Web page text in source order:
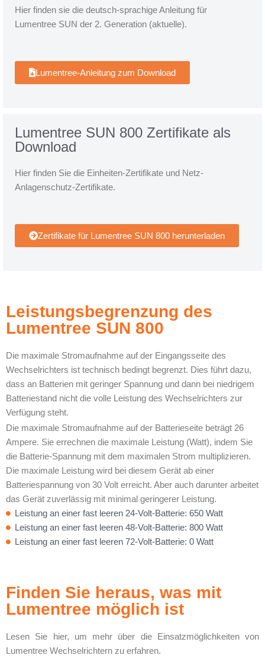
Hier finden sie die deutsch-sprachige Anleitung für
Lumentree SUN der 2. Generation (aktuelle).
Lumentree-Anleitung zum Download
Lumentree SUN 800 Zertifikate als
Download
Hier finden Sie die Einheiten-Zertifikate und Netz-
Anlagenschutz-Zertifikate.
Zertifikate für Lumentree SUN 800 herunterladen
Leistungsbegrenzung​ des
Lumentree SUN 800
Die maximale Stromaufnahme auf der Eingangsseite des
Wechselrichters ist technisch bedingt begrenzt. Dies führt dazu,
dass an Batterien mit geringer Spannung und dann bei niedrigem
Batteriestand nicht die volle Leistung des Wechselrichters zur
Verfügung steht.
Die maximale Stromaufnahme auf der Batterieseite beträgt 26
Ampere. Sie errechnen die maximale Leistung (Watt), indem Sie
die Batterie-Spannung mit dem maximalen Strom multiplizieren.
Die maximale Leistung wird bei diesem Gerät ab einer
Batteriespannung von 30 Volt erreicht. Aber auch darunter arbeitet
das Gerät zuverlässig mit minimal geringerer Leistung.
Leistung an einer fast leeren 24-Volt-Batterie: 650 Watt
Leistung an einer fast leeren 48-Volt-Batterie: 800 Watt
Leistung an einer fast leeren 72-Volt-Batterie: 0 Watt
Finden Sie heraus, was mit
Lumentree möglich ist
Lesen Sie hier, um mehr über die Einsatzmöglichkeiten von
Lumentree Wechselrichtern zu erfahren.